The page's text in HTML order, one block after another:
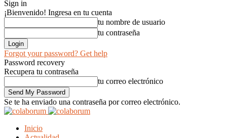
Sign in
¡Bienvenido! Ingresa en tu cuenta
tu nombre de usuario
tu contraseña
Forgot your password? Get help
Password recovery
Recupera tu contraseña
tu correo electrónico
Se te ha enviado una contraseña por correo electrónico.
Inicio